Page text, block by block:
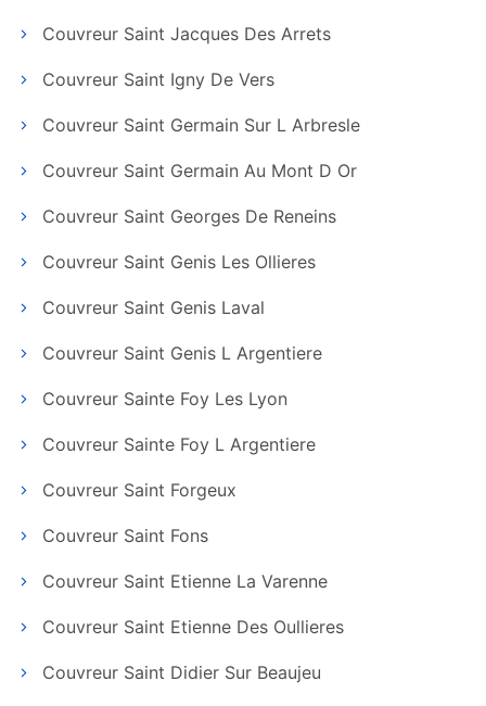
Couvreur Saint Jacques Des Arrets
Couvreur Saint Igny De Vers
Couvreur Saint Germain Sur L Arbresle
Couvreur Saint Germain Au Mont D Or
Couvreur Saint Georges De Reneins
Couvreur Saint Genis Les Ollieres
Couvreur Saint Genis Laval
Couvreur Saint Genis L Argentiere
Couvreur Sainte Foy Les Lyon
Couvreur Sainte Foy L Argentiere
Couvreur Saint Forgeux
Couvreur Saint Fons
Couvreur Saint Etienne La Varenne
Couvreur Saint Etienne Des Oullieres
Couvreur Saint Didier Sur Beaujeu